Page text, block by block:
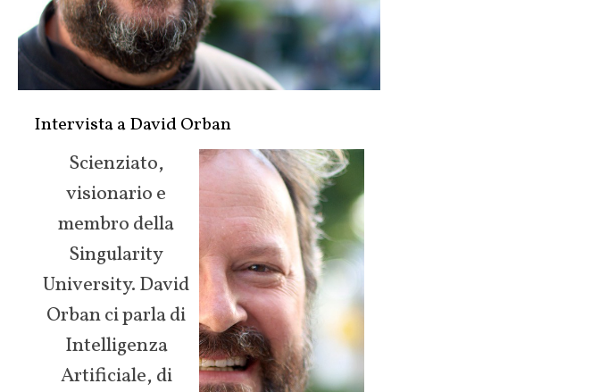
Intervista a David Orban
Scienziato,
visionario e
membro della
Singularity
University. David
Orban ci parla di
Intelligenza
Artificiale, di